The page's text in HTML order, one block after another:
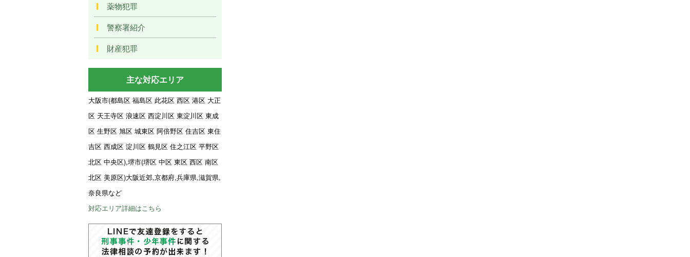
薬物犯罪
警察署紹介
財産犯罪
主な対応エリア
大阪市(都島区 福島区 此花区 西区 港区 大正
区 天王寺区 浪速区 西淀川区 東淀川区 東成
区 生野区 旭区 城東区 阿倍野区 住吉区 東住
吉区 西成区 淀川区 鶴見区 住之江区 平野区
北区 中央区),堺市(堺区 中区 東区 西区 南区
北区 美原区)大阪近郊,京都府,兵庫県,滋賀県,
奈良県など
対応エリア詳細はこちら